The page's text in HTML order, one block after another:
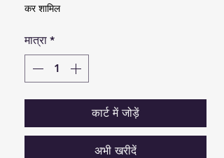
कर शामिल
मात्रा *
कार्ट में जोड़ें
अभी खरीदें